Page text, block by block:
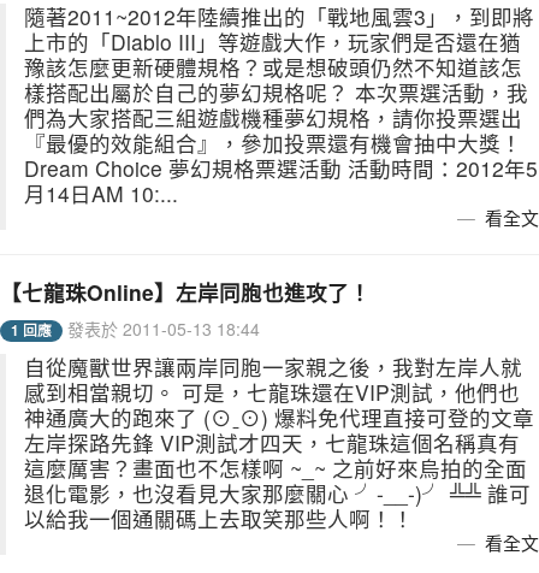
隨著2011~2012年陸續推出的「戰地風雲3」，到即將
上市的「Diablo III」等遊戲大作，玩家們是否還在猶
豫該怎麼更新硬體規格？或是想破頭仍然不知道該怎
樣搭配出屬於自己的夢幻規格呢？ 本次票選活動，我
們為大家搭配三組遊戲機種夢幻規格，請你投票選出
『最優的效能組合』，參加投票還有機會抽中大獎！
Dream Choice 夢幻規格票選活動 活動時間：2012年5
月14日AM 10:...
看全文
【七龍珠Online】左岸同胞也進攻了！
1 回應 發表於 2011-05-13 18:44
自從魔獸世界讓兩岸同胞一家親之後，我對左岸人就
感到相當親切。 可是，七龍珠還在VIP測試，他們也
神通廣大的跑來了 (⊙ˍ⊙) 爆料免代理直接可登的文章
左岸探路先鋒 VIP測試才四天，七龍珠這個名稱真有
這麼厲害？畫面也不怎樣啊 ~_~ 之前好來烏拍的全面
退化電影，也沒看見大家那麼關心 ╯-__-)╯ ╩╩ 誰可
以給我一個通關碼上去取笑那些人啊！！
看全文